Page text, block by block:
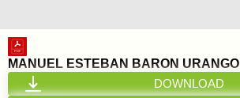
Inicio
Nosotros
MANUEL ESTEBAN BARON URANGO
DOWNLOAD